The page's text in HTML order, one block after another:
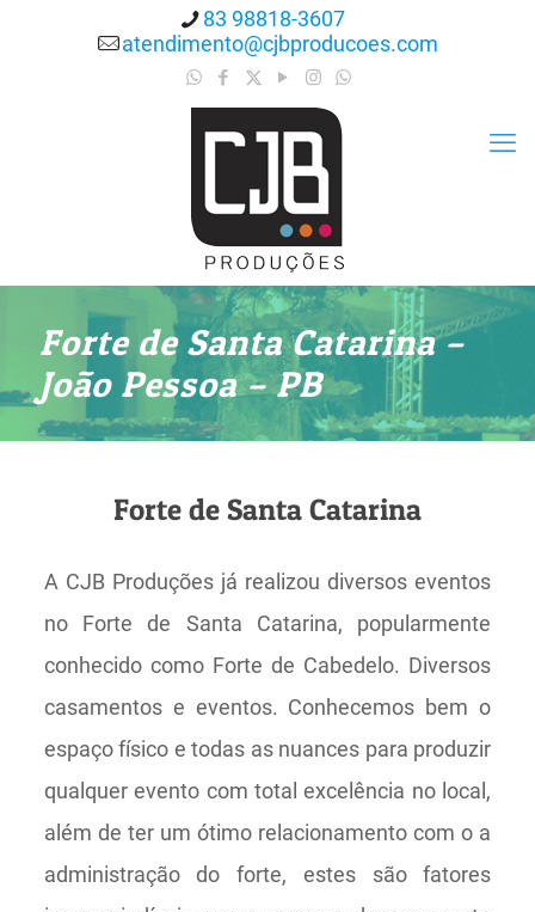
83 98818-3607
atendimento@cjbproducoes.com
Forte de Santa Catarina –
João Pessoa – PB
Forte de Santa Catarina
A CJB Produções já realizou diversos eventos
no Forte de Santa Catarina, popularmente
conhecido como Forte de Cabedelo. Diversos
casamentos e eventos. Conhecemos bem o
espaço físico e todas as nuances para produzir
qualquer evento com total excelência no local,
além de ter um ótimo relacionamento com o a
administração do forte, estes são fatores